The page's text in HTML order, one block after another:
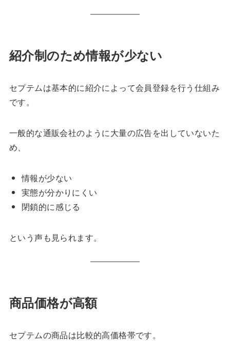
紹介制のため情報が少ない
セプテムは基本的に紹介によって会員登録を行う仕組み
です。
一般的な通販会社のように大量の広告を出していないた
め、
情報が少ない
実態が分かりにくい
閉鎖的に感じる
という声も見られます。
商品価格が高額
セプテムの商品は比較的高価格帯です。